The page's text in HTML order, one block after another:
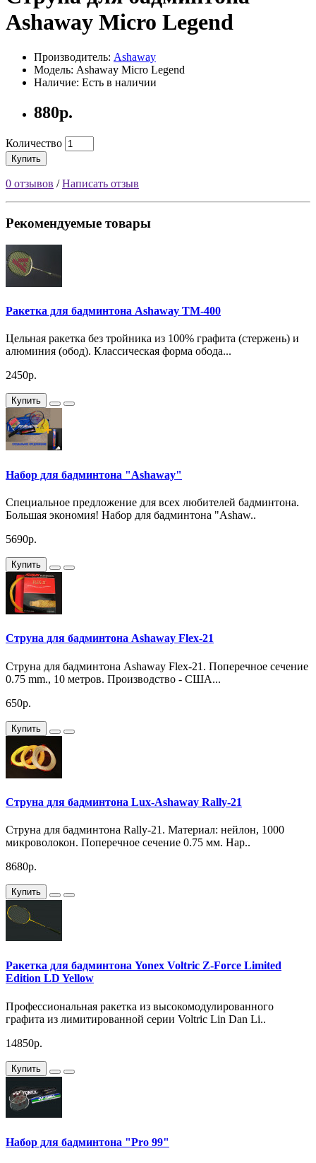
Ashaway Micro Legend
Производитель: Ashaway
Модель: Ashaway Micro Legend
Наличие: Есть в наличии
880р.
Количество
Купить
0 отзывов /Написать отзыв
Рекомендуемые товары
Ракетка для бадминтона Ashaway TM-400
Цельная ракетка без тройника из 100% графита (стержень) и
алюминия (обод). Классическая форма обода...
2450р.
Купить
Набор для бадминтона "Ashaway"
Специальное предложение для всех любителей бадминтона.
Большая экономия! Набор для бадминтона "Ashaw..
5690р.
Купить
Струна для бадминтона Ashaway Flex-21
Струна для бадминтона Ashaway Flex-21. Поперечное сечение
0.75 mm., 10 метров. Производство - США...
650р.
Купить
Струна для бадминтона Lux-Ashaway Rally-21
Струна для бадминтона Rally-21. Материал: нейлон, 1000
микроволокон. Поперечное сечение 0.75 мм. Нар..
8680р.
Купить
Ракетка для бадминтона Yonex Voltric Z-Force Limited
Edition LD Yellow
Профессиональная ракетка из высокомодулированного
графита из лимитированной серии Voltric Lin Dan Li..
14850р.
Купить
Набор для бадминтона "Pro 99"